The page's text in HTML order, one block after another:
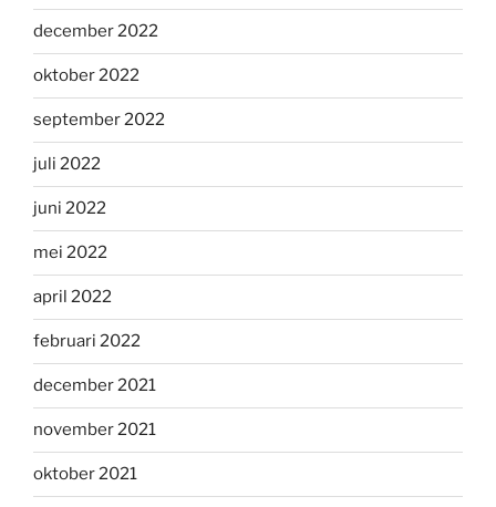
december 2022
oktober 2022
september 2022
juli 2022
juni 2022
mei 2022
april 2022
februari 2022
december 2021
november 2021
oktober 2021